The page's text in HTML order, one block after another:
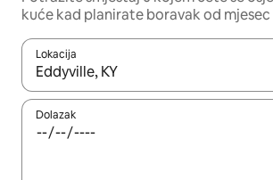
kuće kad planirate boravak od mjesec
Lokacija
Kada budu dostupni rezultati, moći ćete
Dolazak